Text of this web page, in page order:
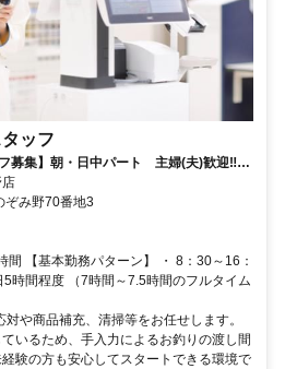
ッフ
フ募集】朝・日中パート 主婦(夫)歓迎‼
ぞみ野70番地3
間 【基本勤務パターン】 ・ 8：30～16：
時間程度 （7時間～7.5時間のフルタイム
や商品補充、清掃等をお任せします。
いるため、手入力によるお釣りの渡し間
験の方も安心してスタートできる環境で